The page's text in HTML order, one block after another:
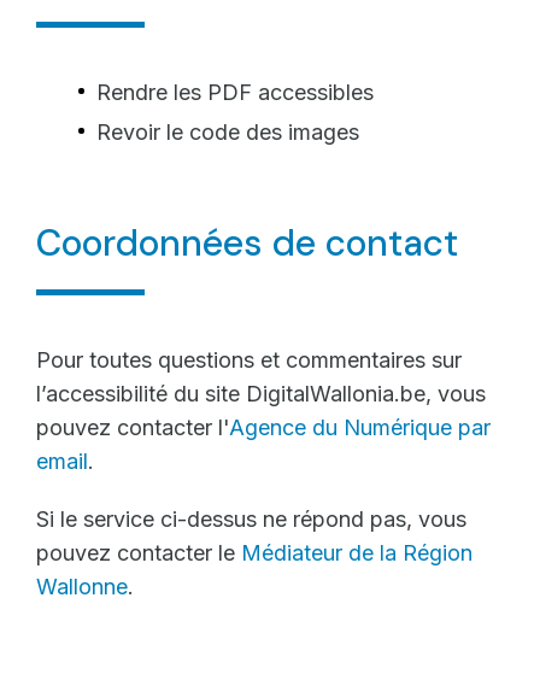
Rendre les PDF accessibles
Revoir le code des images
Coordonnées de contact
Pour toutes questions et commentaires sur
l’accessibilité du site DigitalWallonia.be, vous
pouvez contacter l'Agence du Numérique par
email.
Si le service ci-dessus ne répond pas, vous
pouvez contacter le Médiateur de la Région
Wallonne.